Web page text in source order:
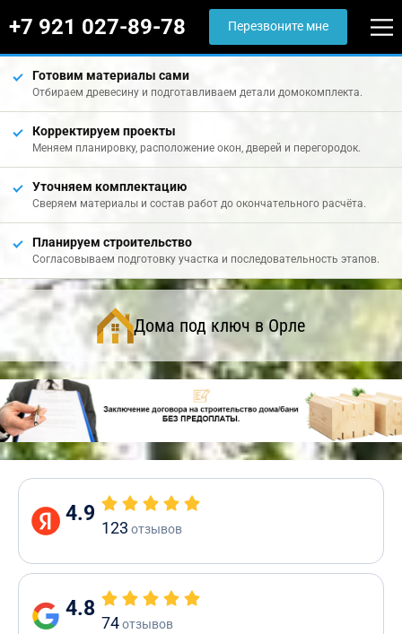
+7 921 027-89-78 Перезвоните мне
Готовим материалы сами
Отбираем древесину и подготавливаем детали домокомплекта.
Корректируем проекты
Меняем планировку, расположение окон, дверей и перегородок.
Уточняем комплектацию
Сверяем материалы и состав работ до окончательного расчёта.
Планируем строительство
Согласовываем подготовку участка и последовательность этапов.
Дома под ключ в Орле
4.9
123 отзывов
4.8
74отзывов